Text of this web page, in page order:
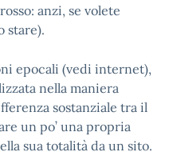
anzi, se volete
stare).
epocali (vedi internet),
nella maniera
sostanziale tra il
un po’ una propria
sua totalità da un sito.